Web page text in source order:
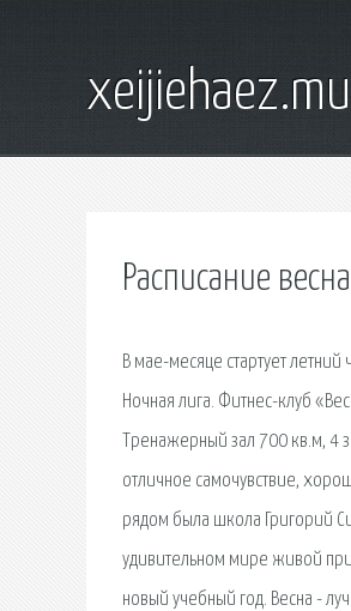
Расписание
В мае-месяце стартует
Ночная лига. Фитнес-клуб
Тренажерный зал 700 кв.м, 4
отличное самочувствие,
рядом была школа Григорий
удивительном мире живой
новый учебный год. Весна -